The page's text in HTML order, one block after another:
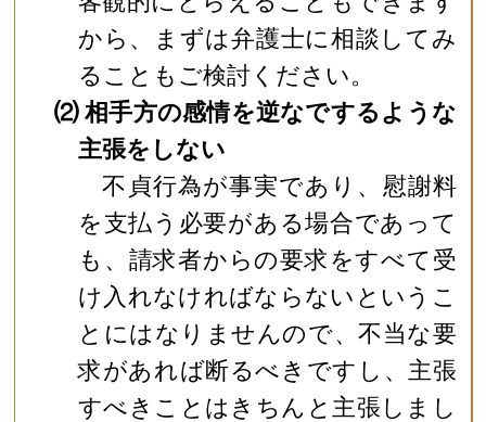
から、まずは弁護士に相談してみ
ることもご検討ください。
⑵ 相手方の感情を逆なでするような
主張をしない
不貞行為が事実であり、慰謝料
を支払う必要がある場合であって
も、請求者からの要求をすべて受
け入れなければならないというこ
とにはなりませんので、不当な要
求があれば断るべきですし、主張
すべきことはきちんと主張しまし